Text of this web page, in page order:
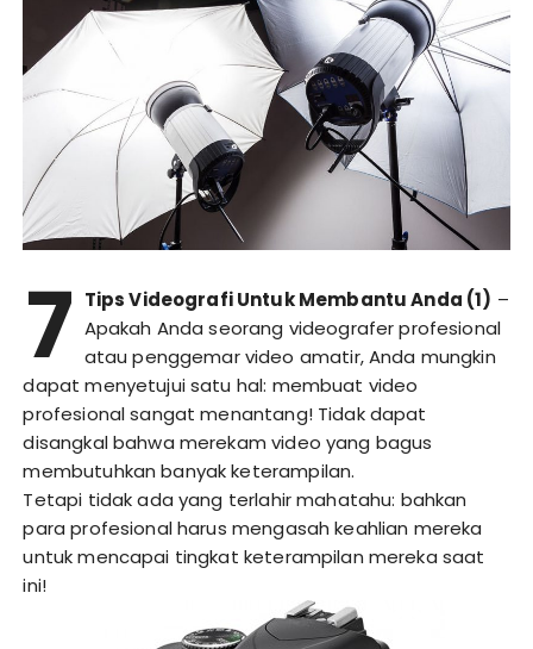
7 Tips Videografi Untuk Membantu Anda (1) –
Apakah Anda seorang videografer profesional
atau penggemar video amatir, Anda mungkin
dapat menyetujui satu hal: membuat video
profesional sangat menantang! Tidak dapat
disangkal bahwa merekam video yang bagus
membutuhkan banyak keterampilan.
Tetapi tidak ada yang terlahir mahatahu: bahkan
para profesional harus mengasah keahlian mereka
untuk mencapai tingkat keterampilan mereka saat
ini!